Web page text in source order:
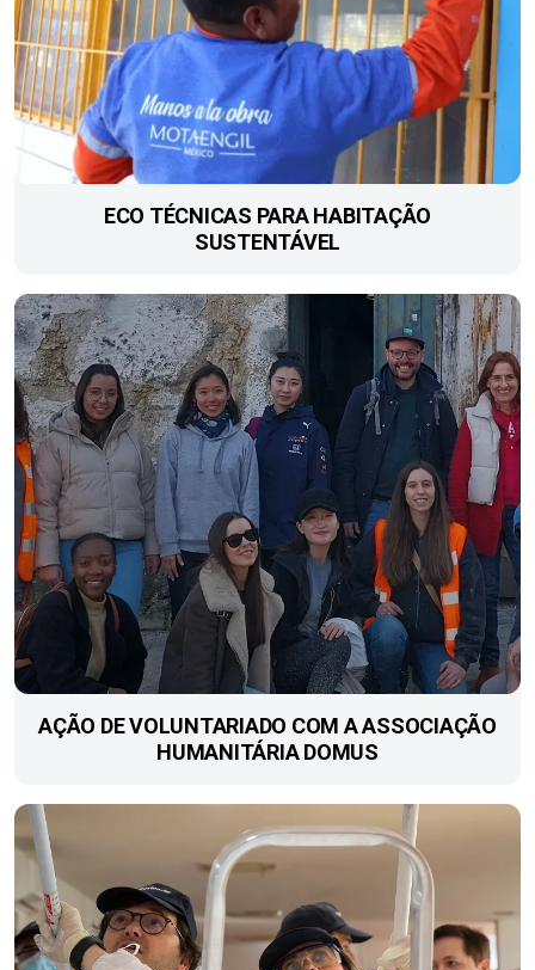
ECO TÉCNICAS PARA HABITAÇÃO
SUSTENTÁVEL
AÇÃO DE VOLUNTARIADO COM A ASSOCIAÇÃO
HUMANITÁRIA DOMUS